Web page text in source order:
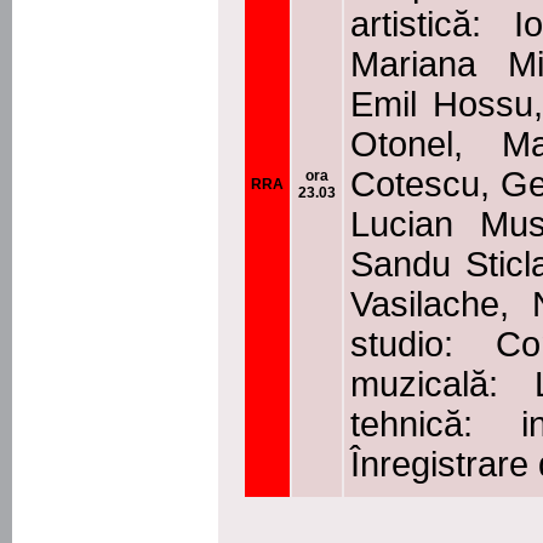
RRA
ora
23.03
artistică:
Mariana
Emil
Otonel,
Cotescu,
Lucian
Sandu
Vasilache,
studio:
muzicală:
tehnică:
Înregistrare